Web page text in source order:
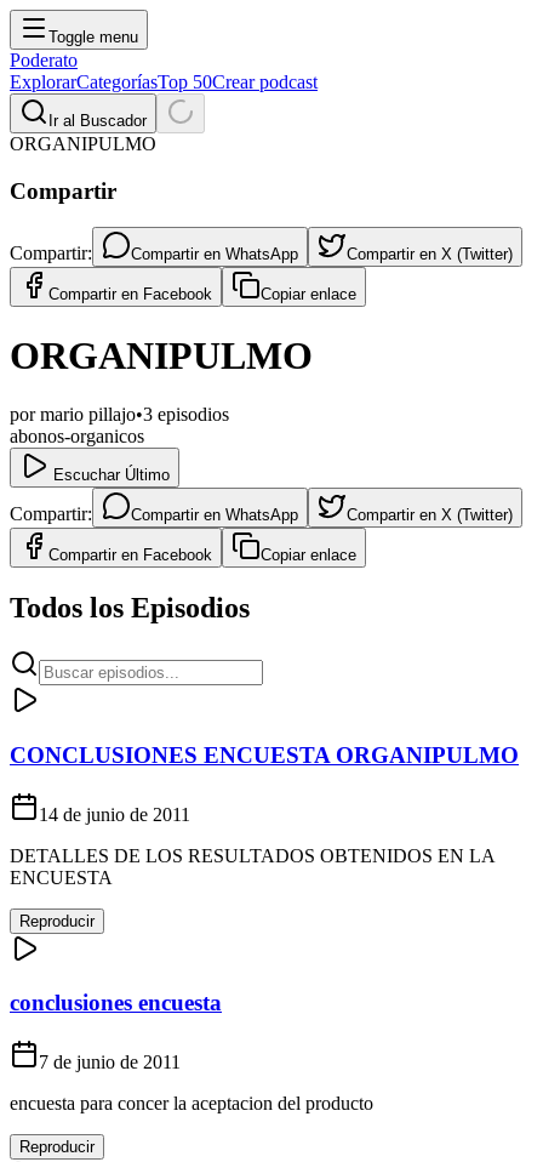
Toggle menu
Poderato
ExplorarCategoríasTop 50Crear podcast
Ir al Buscador
ORGANIPULMO
Compartir
Compartir: Compartir en WhatsApp Compartir en X (Twitter)
Compartir en Facebook Copiar enlace
ORGANIPULMO
pormario pillajo•3 episodios
abonos-organicos
Escuchar Último
Compartir: Compartir en WhatsApp Compartir en X (Twitter)
Compartir en Facebook Copiar enlace
Todos los Episodios
CONCLUSIONES ENCUESTA ORGANIPULMO
14 de junio de 2011
DETALLES DE LOS RESULTADOS OBTENIDOS EN LA
ENCUESTA
Reproducir
conclusiones encuesta
7 de junio de 2011
encuesta para concer la aceptacion del producto
Reproducir